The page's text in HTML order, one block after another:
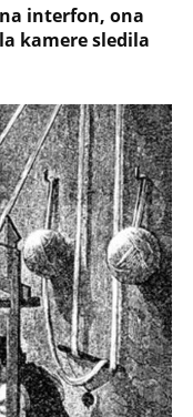
interfon, ona
kamere sledila